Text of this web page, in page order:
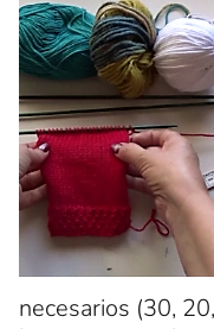
necesarios (30,